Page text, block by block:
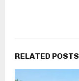
RELATED POSTS